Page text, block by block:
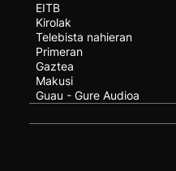
EITB
Kirolak
Telebista nahieran
Primeran
Gaztea
Makusi
Guau - Gure Audioa